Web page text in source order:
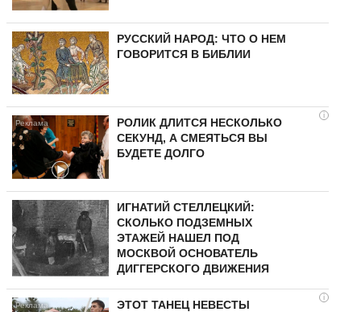
РУССКИЙ НАРОД: ЧТО О НЕМ
ГОВОРИТСЯ В БИБЛИИ
i
РОЛИК ДЛИТСЯ НЕСКОЛЬКО
СЕКУНД, А СМЕЯТЬСЯ ВЫ
БУДЕТЕ ДОЛГО
ИГНАТИЙ СТЕЛЛЕЦКИЙ:
СКОЛЬКО ПОДЗЕМНЫХ
ЭТАЖЕЙ НАШЕЛ ПОД
МОСКВОЙ ОСНОВАТЕЛЬ
ДИГГЕРСКОГО ДВИЖЕНИЯ
i
ЭТОТ ТАНЕЦ НЕВЕСТЫ